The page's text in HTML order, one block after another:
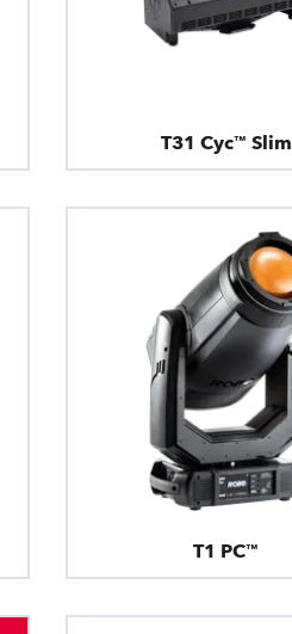
T31 Cyc™ Slim
T1 PC™